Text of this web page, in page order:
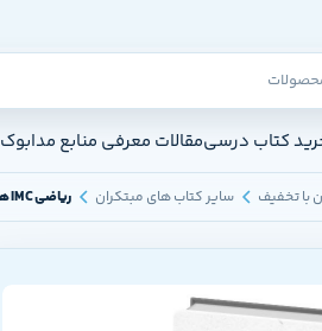
کتاب درسیمقالات معرفی منابع مدابوک
با تخفیف سایر کتاب های مبتکران ریاضی IMC هفتم، هشتم و نهم مبتکران